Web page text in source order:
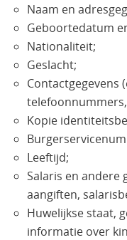
Naam en
Geboortedatum
Nationaliteit;
Geslacht;
Contactgegevens
Kopie
Leeftijd;
Salaris en andere
aangiften,
Huwelijkse staat,
informatie over